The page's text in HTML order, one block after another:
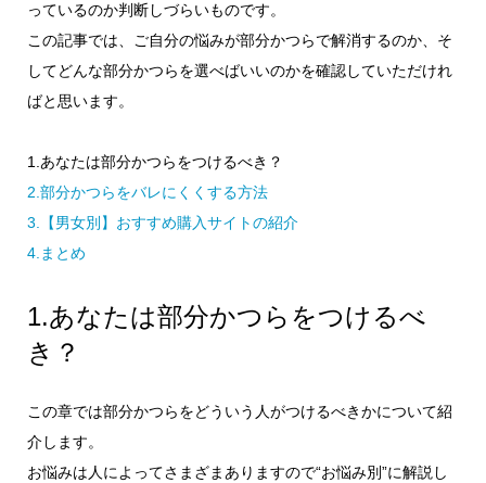
っているのか判断しづらいものです。
この記事では、ご自分の悩みが部分かつらで解消するのか、そ
してどんな部分かつらを選べばいいのかを確認していただけれ
ばと思います。
1.あなたは部分かつらをつけるべき？
2.部分かつらをバレにくくする方法
3.【男女別】おすすめ購入サイトの紹介
4.まとめ
1.あなたは部分かつらをつけるべ
き？
この章では部分かつらをどういう人がつけるべきかについて紹
介します。
お悩みは人によってさまざまありますので“お悩み別”に解説し